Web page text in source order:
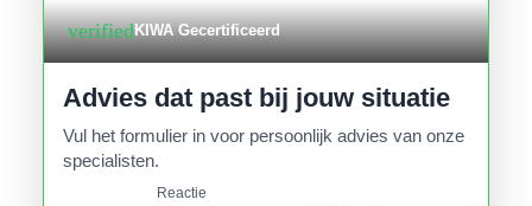
verifiedKIWA Gecertificeerd
Advies dat past bij jouw situatie
Vul het formulier in voor persoonlijk advies van onze
specialisten.
Reactie